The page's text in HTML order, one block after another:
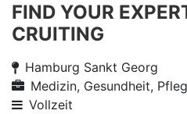
FIND YOUR
CRUITING
Hamburg Sankt Georg
Medizin, Gesundheit,
Vollzeit